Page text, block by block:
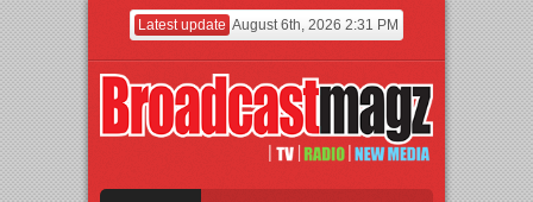
Latest update August 6th, 2026 2:31 PM